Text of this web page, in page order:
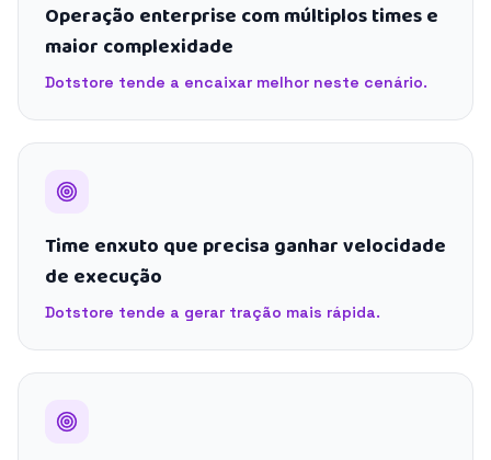
Operação enterprise com múltiplos times e
maior complexidade
Dotstore tende a encaixar melhor neste cenário.
Time enxuto que precisa ganhar velocidade
de execução
Dotstore tende a gerar tração mais rápida.